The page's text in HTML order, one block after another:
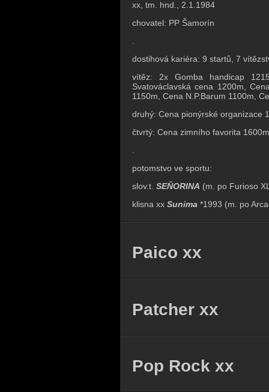
xx, tm. hnd., 2.1.1984
chovatel: PP Šamorín
dostihová kariéra: 9 startů, 7
vítěz: 2x Gomba handicap
Svatováclavská cena 1200m,
1150m, Cena N.P.Barum 1100m,
druhý: Cena pionýrské organizace
čtvrtý: Cena zimního favorita
potomstvo ve sportu:
slov.t. SEŇORINA (m. po Furioso
klisna xx Sunima *1993 (m. po
Paico xx
Patcher xx
Pop Rock xx